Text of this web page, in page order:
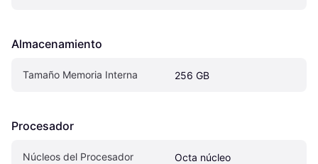
Almacenamiento
Tamaño Memoria Interna 256 GB
Procesador
Núcleos del Procesador Octa núcleo